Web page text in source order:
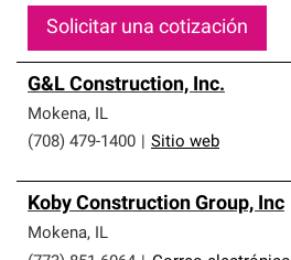
Solicitar una cotización
G&L Construction, Inc.
Mokena, IL
(708) 479-1400
Sitio web
Koby Construction Group, Inc
Mokena, IL